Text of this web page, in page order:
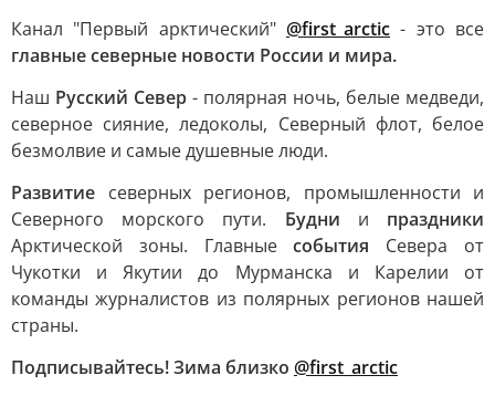
Канал "Первый арктический" @first_arctic - это все
главные северные новости России и мира.
Наш Русский Север - полярная ночь, белые медведи,
северное сияние, ледоколы, Северный флот, белое
безмолвие и самые душевные люди.
Развитие северных регионов, промышленности и
Северного морского пути. Будни и праздники
Арктической зоны. Главныесобытия Севера от
Чукотки и Якутии до Мурманска и Карелии от
команды журналистов из полярных регионов нашей
страны.
Подписывайтесь! Зима близко @first_arctic